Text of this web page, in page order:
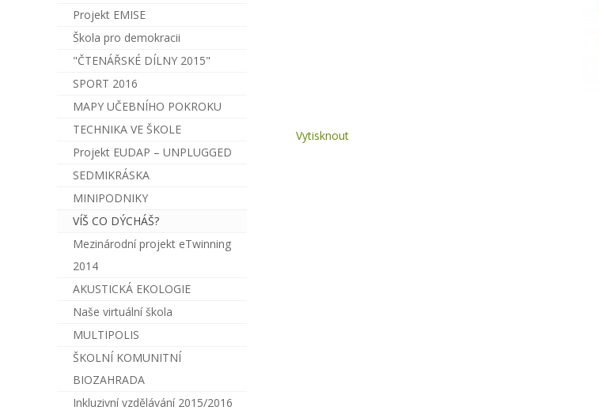
Projekt EMISE
Škola pro demokracii
"ČTENÁŘSKÉ DÍLNY 2015"
SPORT 2016
MAPY UČEBNÍHO POKROKU
TECHNIKA VE ŠKOLE
Projekt EUDAP – UNPLUGGED
SEDMIKRÁSKA
MINIPODNIKY
VÍŠ CO DÝCHÁŠ?
Mezinárodní projekt eTwinning
2014
AKUSTICKÁ EKOLOGIE
Naše virtuální škola
MULTIPOLIS
ŠKOLNÍ KOMUNITNÍ
BIOZAHRADA
Inkluzivní vzdělávání 2015/2016
Vytisknout